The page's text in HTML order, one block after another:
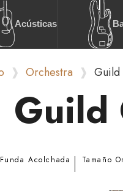
Acústicas
Orchestra Guild
Guild
Funda Acolchada Tamaño